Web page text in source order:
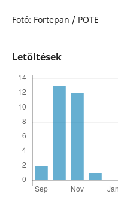
Fotó: Fortepan / POTE
Letöltések